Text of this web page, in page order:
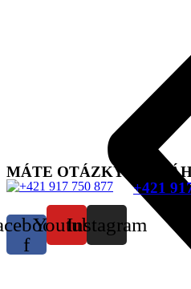
MÁTE OTÁZKY?
+421
f
YoutubeInstagram